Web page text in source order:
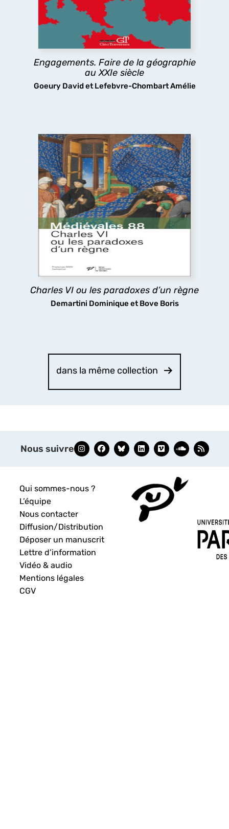
Engagements. Faire de la géographie
au XXIe siècle
Goeury David et Lefebvre-Chombart Amélie
politiques, économiques et environnementaux ?
Les géographes s’engagent pour construire une
science commune, ouverte, citoyenne et
participative.
découvrir
Charles VI ou les paradoxes d’un règne
Demartini Dominique et Bove Boris
Charles VI ou les paradoxes d’un règne
Le long règne de Charles VI a longtemps été
considéré comme une catastrophe, pourtant les
arts et les lettres ont fleuri à sa cour, tandis que
sa folie même stimulait la réflexion politique : tels
découvrir
dans la même collection
Nous suivre
Qui sommes-nous ?
L’équipe
Nous contacter
Diffusion/Distribution
Déposer un manuscrit
Lettre d’information
Vidéo & audio
Mentions légales
CGV